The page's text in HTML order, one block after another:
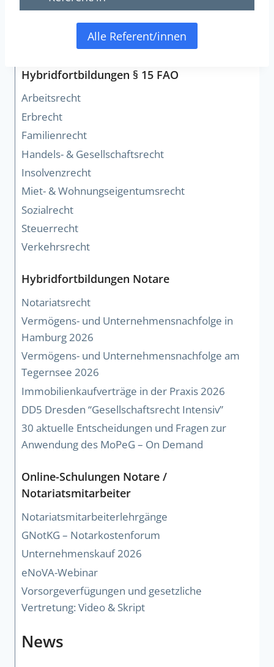
Alle Referent/innen
Hybridfortbildungen § 15 FAO
Arbeitsrecht
Erbrecht
Familienrecht
Handels- & Gesellschaftsrecht
Insolvenzrecht
Miet- & Wohnungseigentumsrecht
Sozialrecht
Steuerrecht
Verkehrsrecht
Hybridfortbildungen Notare
Notariatsrecht
Vermögens- und Unternehmensnachfolge in
Hamburg 2026
Vermögens- und Unternehmensnachfolge am
Tegernsee 2026
Immobilienkaufverträge in der Praxis 2026
DD5 Dresden “Gesellschaftsrecht Intensiv”
30 aktuelle Entscheidungen und Fragen zur
Anwendung des MoPeG – On Demand
Online-Schulungen Notare /
Notariatsmitarbeiter
Notariatsmitarbeiterlehrgänge
GNotKG – Notarkostenforum
Unternehmenskauf 2026
eNoVA-Webinar
Vorsorgeverfügungen und gesetzliche
Vertretung: Video & Skript
News